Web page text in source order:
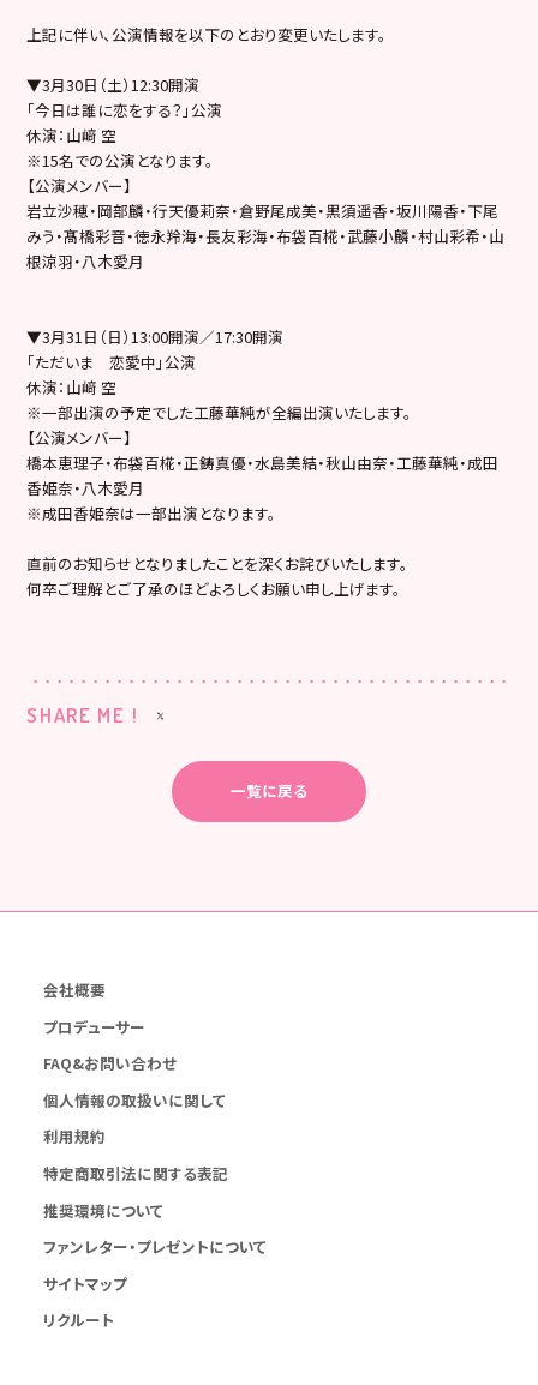
上記に伴い、公演情報を以下のとおり変更いたします。
▼3月30日（土）12:30開演
「今日は誰に恋をする？」公演
休演：山﨑 空
※15名での公演となります。
【公演メンバー】
岩立沙穂・岡部麟・行天優莉奈・倉野尾成美・黒須遥香・坂川陽香・下尾
みう・髙橋彩音・徳永羚海・長友彩海・布袋百椛・武藤小麟・村山彩希・山
根涼羽・八木愛月
▼3月31日（日）13:00開演／17:30開演
「ただいま 恋愛中」公演
休演：山﨑 空
※一部出演の予定でした工藤華純が全編出演いたします。
【公演メンバー】
橋本恵理子・布袋百椛・正鋳真優・水島美結・秋山由奈・工藤華純・成田
香姫奈・八木愛月
※成田香姫奈は一部出演となります。
直前のお知らせとなりましたことを深くお詫びいたします。
何卒ご理解とご了承のほどよろしくお願い申し上げます。
SHARE ME !
一覧に戻る
会社概要
プロデューサー
FAQ&お問い合わせ
個人情報の取扱いに関して
利用規約
特定商取引法に関する表記
推奨環境について
ファンレター・プレゼントについて
サイトマップ
リクルート